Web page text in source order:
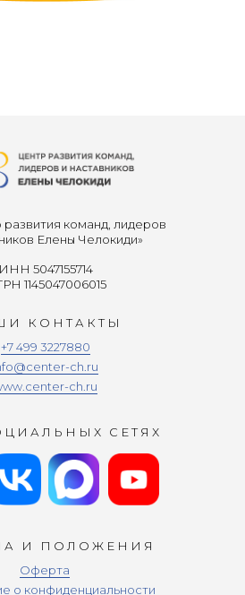
+7 499 3227880
ch.ru
ch.ru
СЕТЯХ
И ПОЛОЖЕНИЯ
КОНТАКТЫ
ИНН 5047155714
1145047006015
Оферта
о конфиденциальности
команд, лидеров
Елены Челокиди»